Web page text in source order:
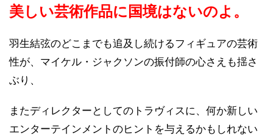
美しい芸術作品に国境はないのよ。
羽生結弦のどこまでも追及し続けるフィギュアの芸術
性が、マイケル・ジャクソンの振付師の心さえも揺さ
ぶり、
またディレクターとしてのトラヴィスに、何か新しい
エンターテインメントのヒントを与えるかもしれない